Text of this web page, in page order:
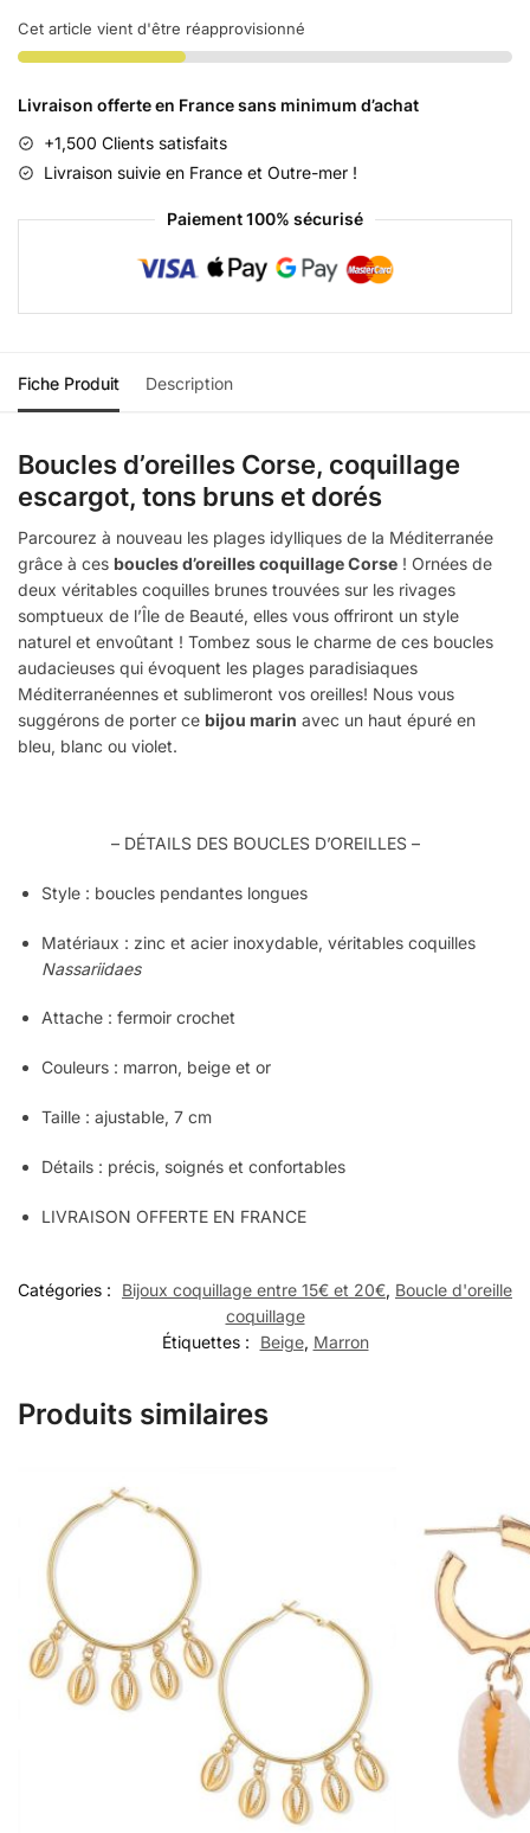
Cet article vient d'être réapprovisionné
Livraison offerte en France sans minimum d’achat
+1,500 Clients satisfaits
Livraison suivie en France et Outre-mer !
Paiement 100% sécurisé
Fiche Produit Description
Boucles d’oreilles Corse, coquillage
escargot, tons bruns et dorés
Parcourez à nouveau les plages idylliques de la Méditerranée
grâce à ces boucles d’oreilles coquillage Corse ! Ornées de
deux véritables coquilles brunes trouvées sur les rivages
somptueux de l’Île de Beauté, elles vous offriront un style
naturel et envoûtant ! Tombez sous le charme de ces boucles
audacieuses qui évoquent les plages paradisiaques
Méditerranéennes et sublimeront vos oreilles! Nous vous
suggérons de porter ce bijou marin avec un haut épuré en
bleu, blanc ou violet.
– DÉTAILS DES BOUCLES D’OREILLES –
Style : boucles pendantes longues
Matériaux : zinc et acier inoxydable, véritables coquilles
Nassariidaes
Attache : fermoir crochet
Couleurs : marron, beige et or
Taille : ajustable, 7 cm
Détails : précis, soignés et confortables
LIVRAISON OFFERTE EN FRANCE
Catégories : Bijoux coquillage entre 15€ et 20€, Boucle d'oreille
coquillage
Étiquettes :
Beige, Marron
Produits similaires